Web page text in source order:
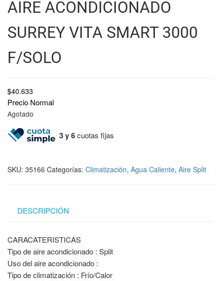
AIRE ACONDICIONADO
SURREY VITA SMART 3000
F/SOLO
$40.633
Precio Normal
Agotado
3 y 6cuotas fijas
SKU: 35166 Categorías: Climatización, Agua Caliente, Aire Split
DESCRIPCIÓN
CARACATERISTICAS
Tipo de aire acondicionado : Split
Uso del aire acondicionado :
Tipo de climatización : Frío/Calor